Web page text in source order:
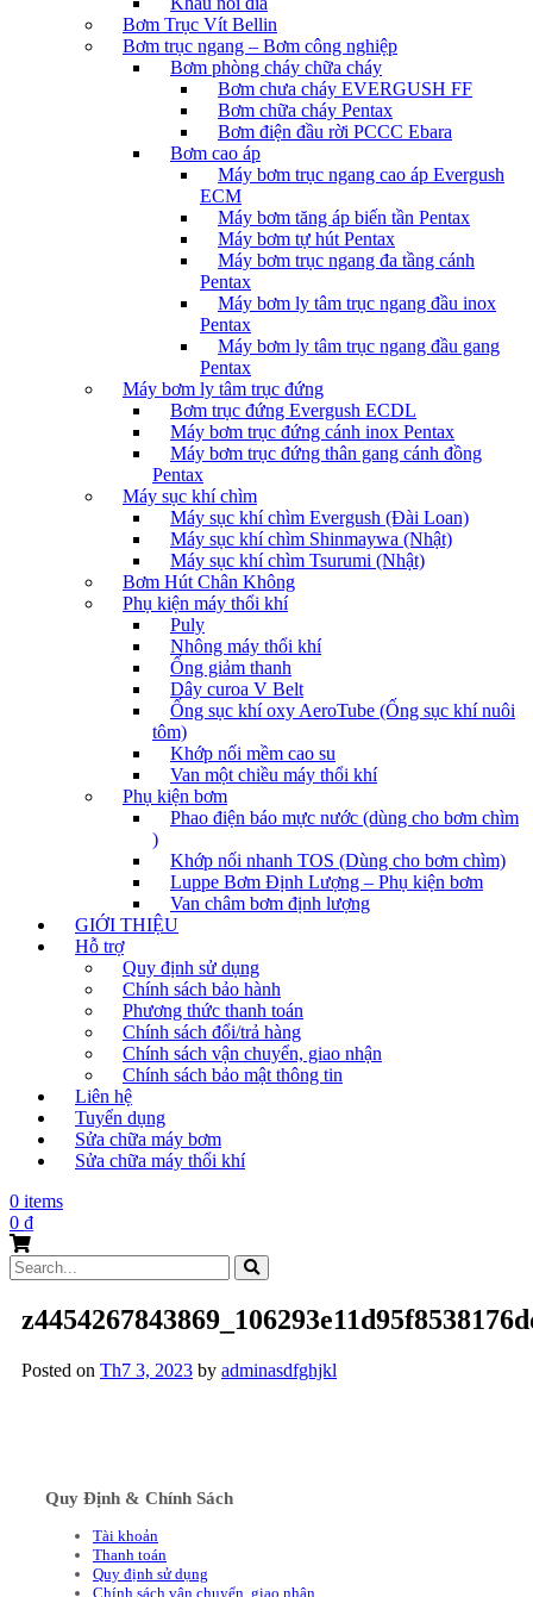
Bơm Trục Vít Bellin
Bơm trục ngang – Bơm công nghiệp
Bơm phòng cháy chữa cháy
Bơm chưa cháy EVERGUSH FF
Bơm chữa cháy Pentax
Bơm điện đầu rời PCCC Ebara
Bơm cao áp
Máy bơm trục ngang cao áp Evergush
ECM
Máy bơm tăng áp biến tần Pentax
Máy bơm tự hút Pentax
Máy bơm trục ngang đa tầng cánh
Pentax
Máy bơm ly tâm trục ngang đầu inox
Pentax
Máy bơm ly tâm trục ngang đầu gang
Pentax
Máy bơm ly tâm trục đứng
Bơm trục đứng Evergush ECDL
Máy bơm trục đứng cánh inox Pentax
Máy bơm trục đứng thân gang cánh đồng
Pentax
Máy sục khí chìm
Máy sục khí chìm Evergush (Đài Loan)
Máy sục khí chìm Shinmaywa (Nhật)
Máy sục khí chìm Tsurumi (Nhật)
Bơm Hút Chân Không
Phụ kiện máy thổi khí
Puly
Nhông máy thổi khí
Ống giảm thanh
Dây curoa V Belt
Ống sục khí oxy AeroTube (Ống sục khí nuôi
tôm)
Khớp nối mềm cao su
Van một chiều máy thổi khí
Phụ kiện bơm
Phao điện báo mực nước (dùng cho bơm chìm
)
Khớp nối nhanh TOS (Dùng cho bơm chìm)
Luppe Bơm Định Lượng – Phụ kiện bơm
Van châm bơm định lượng
GIỚI THIỆU
Hỗ trợ
Quy định sử dụng
Chính sách bảo hành
Phương thức thanh toán
Chính sách đổi/trả hàng
Chính sách vận chuyển, giao nhận
Chính sách bảo mật thông tin
Liên hệ
Tuyển dụng
Sửa chữa máy bơm
Sửa chữa máy thổi khí
0 items
0 ₫
Search
for:
Posted on Th7 3, 2023 by adminasdfghjkl
Quy Định & Chính Sách
Tài khoản
Thanh toán
Quy định sử dụng
Chính sách vận chuyển, giao nhận